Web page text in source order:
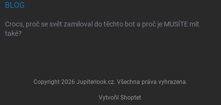
BLOG
Crocs, proč se svět zamiloval do těchto bot a proč je MUSÍTE mít
také?
Vytvořil Shoptet
Copyright 2026 Jupiterlook.cz. Všechna práva vyhrazena.